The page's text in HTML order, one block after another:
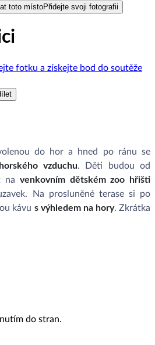
toto místoPřidejte svoji fotografii
fotku a získejte bod do soutěže
do hor a hned po ránu se
vzduchu. Děti budou od
na venkovním dětském zoo hřišti
Na prosluněné terase si po
kávu s výhledem na hory. Zkrátka
do stran.